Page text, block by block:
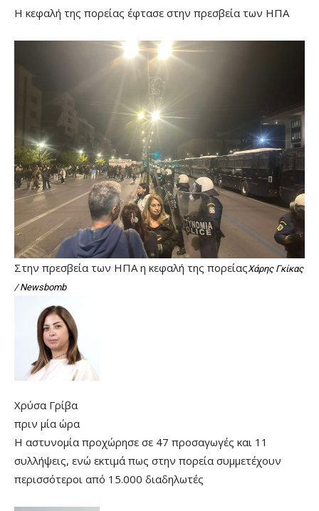
Η κεφαλή της πορείας έφτασε στην πρεσβεία των ΗΠΑ
Στην πρεσβεία των ΗΠΑ η κεφαλή της πορείαςΧάρης Γκίκας
/ Newsbomb
Χρύσα Γρίβα
πριν μία ώρα
Η αστυνομία προχώρησε σε 47 προσαγωγές και 11
συλλήψεις, ενώ εκτιμά πως στην πορεία συμμετέχουν
περισσότεροι από 15.000 διαδηλωτές